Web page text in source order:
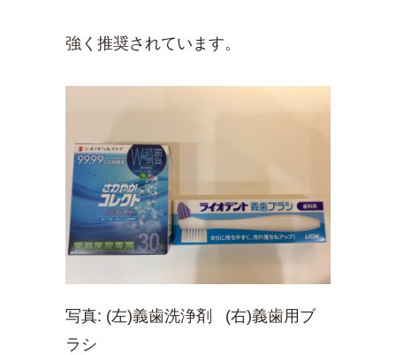
強く推奨されています。
写真: (左)義歯洗浄剤 (右)義歯用ブ
ラシ